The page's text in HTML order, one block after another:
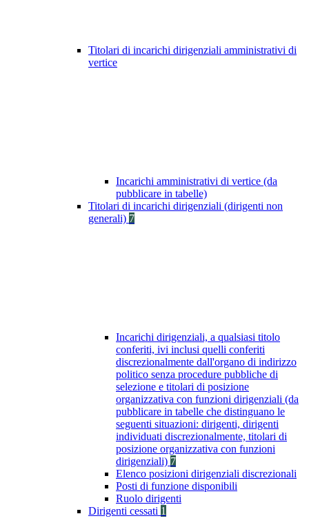
Titolari di incarichi dirigenziali amministrativi di
vertice
Incarichi amministrativi di vertice (da
pubblicare in tabelle)
Titolari di incarichi dirigenziali (dirigenti non
generali) 7
Incarichi dirigenziali, a qualsiasi titolo
conferiti, ivi inclusi quelli conferiti
discrezionalmente dall'organo di indirizzo
politico senza procedure pubbliche di
selezione e titolari di posizione
organizzativa con funzioni dirigenziali (da
pubblicare in tabelle che distinguano le
seguenti situazioni: dirigenti, dirigenti
individuati discrezionalmente, titolari di
posizione organizzativa con funzioni
dirigenziali) 7
Elenco posizioni dirigenziali discrezionali
Posti di funzione disponibili
Ruolo dirigenti
Dirigenti cessati 1